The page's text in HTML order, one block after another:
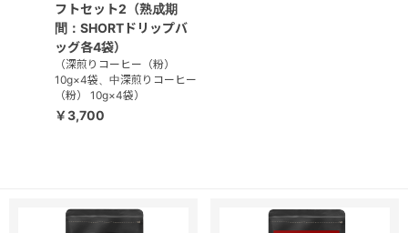
フトセット2（熟成期
間：SHORTドリップバ
ッグ各4袋）
（深煎りコーヒー（粉）
10g×4袋、中深煎りコーヒー
（粉） 10g×4袋）
￥3,700